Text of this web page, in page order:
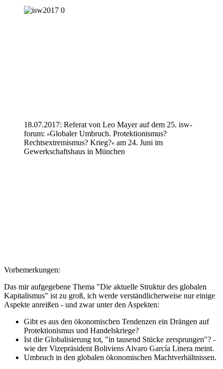
18.07.2017: Referat von Leo Mayer auf dem 25. isw-
forum: »Globaler Umbruch. Protektionismus?
Rechtsextremismus? Krieg?« am 24. Juni im
Gewerkschaftshaus in München
Vorbemerkungen:
Das mir aufgegebene Thema "Die aktuelle Struktur des globalen
Kapitalismus" ist zu groß, ich werde verständlicherweise nur einige
Aspekte anreißen - und zwar unter den Aspekten:
Gibt es aus den ökonomischen Tendenzen ein Drängen auf
Protektionismus und Handelskriege?
Ist die Globalisierung tot, "in tausend Stücke zersprungen"? -
wie der Vizepräsident Boliviens Alvaro García Linera meint.
Umbruch in den globalen ökonomischen Machtverhältnissen.